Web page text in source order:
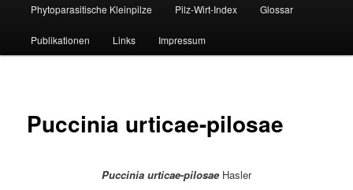
Phytoparasitische Kleinpilze Pilz-Wirt-Index Glossar
Publikationen Links Impressum
Puccinia urticae-pilosae
Puccinia urticae-pilosae Hasler